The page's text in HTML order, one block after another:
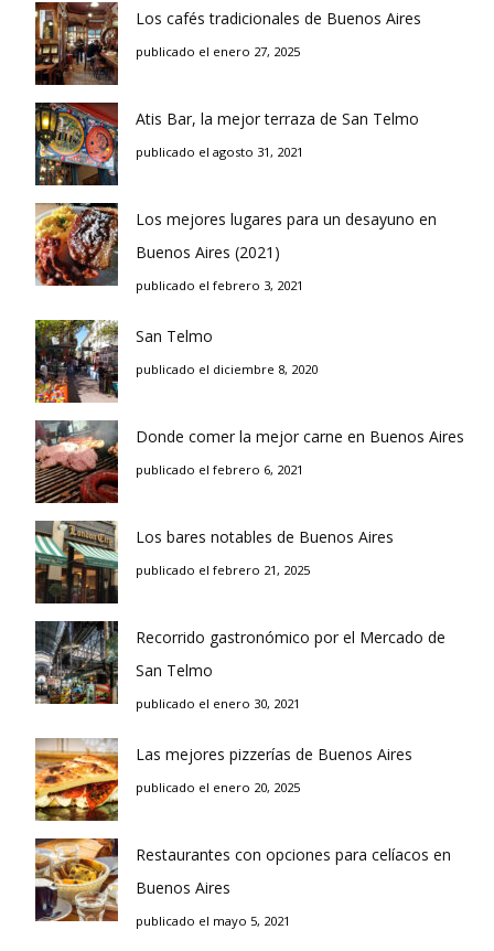
Los cafés tradicionales de Buenos Aires
publicado el enero 27, 2025
Atis Bar, la mejor terraza de San Telmo
publicado el agosto 31, 2021
Los mejores lugares para un desayuno en
Buenos Aires (2021)
publicado el febrero 3, 2021
San Telmo
publicado el diciembre 8, 2020
Donde comer la mejor carne en Buenos Aires
publicado el febrero 6, 2021
Los bares notables de Buenos Aires
publicado el febrero 21, 2025
Recorrido gastronómico por el Mercado de
San Telmo
publicado el enero 30, 2021
Las mejores pizzerías de Buenos Aires
publicado el enero 20, 2025
Restaurantes con opciones para celíacos en
Buenos Aires
publicado el mayo 5, 2021